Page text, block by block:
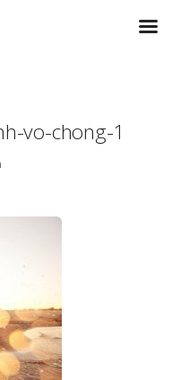
vo-chong-1